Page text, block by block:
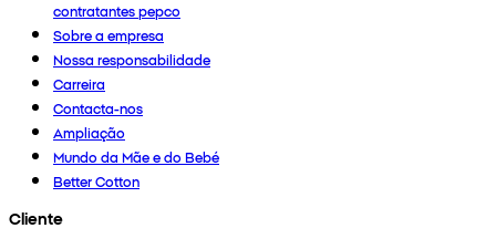
contratantes pepco
Sobre a empresa
Nossa responsabilidade
Carreira
Contacta-nos
Ampliação
Mundo da Mãe e do Bebé
Better Cotton
Cliente